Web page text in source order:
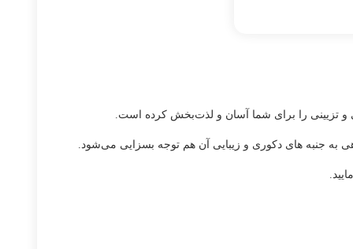
و تزیینی را برای شما آسان و لذت‌بخش کرده است.
به جنبه های دکوری و زیبایی آن هم توجه بسزایی می‌شود.